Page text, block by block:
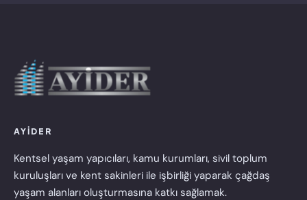
AYİDER
Kentsel yaşam yapıcıları, kamu kurumları, sivil toplum
kuruluşları ve kent sakinleri ile işbirliği yaparak çağdaş
yaşam alanları oluşturmasına katkı sağlamak.